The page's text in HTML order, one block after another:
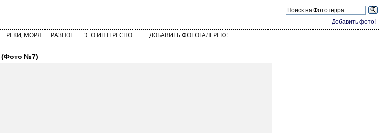
Добавить фото!
РЕКИ, МОРЯ РАЗНОЕ ЭТО ИНТЕРЕСНО ДОБАВИТЬ ФОТОГАЛЕРЕЮ!
(Фото №7)